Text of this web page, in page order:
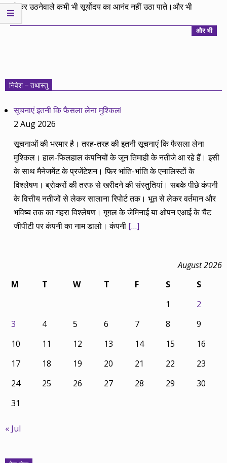
सोकर उठनेवाले कभी भी सूर्योदय का आनंद नहीं उठा पाते।और भी
और भी
निवेश – तथास्तु
सूचनाएं इतनी कि फैसला लेना मुश्किल!
2 Aug 2026
सूचनाओं की भरमार है। तरह-तरह की इतनी सूचनाएं कि फैसला लेना
मुश्किल। हाल-फिलहाल कंपनियों के जून तिमाही के नतीजे आ रहे हैं। इसी
के साथ मैनेजमेंट के प्रजेंटेशन। फिर भांति-भांति के एनालिस्टों के
विश्लेषण। ब्रोकरों की तरफ से खरीदने की संस्तुतियां। सबके पीछे कंपनी
के वित्तीय नतीजों से लेकर सालाना रिपोर्ट तक। भूत से लेकर वर्तमान और
भविष्य तक का गहरा विश्लेषण। गूगल के जेमिनाई या ओपन एआई के चैट
जीपीटी पर कंपनी का नाम डालो। कंपनी […]
August 2026
M
T W T F S
S
1
2
3
4 5 6 7 8
9
10
11 12 13 14 15
16
17
18 19 20 21 22
23
24
25 26 27 28 29
30
31
« Jul